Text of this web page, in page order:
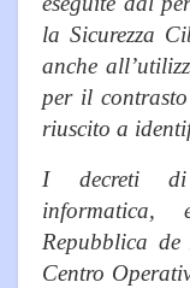
la Sicurezza
anche
per il
riuscito a
​I decreti di
informatica,
Repubblica
Centro